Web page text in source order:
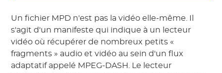
Un fichier MPD n'est pas la vidéo elle-même. Il
s'agit d'un manifeste qui indique à un lecteur
vidéo où récupérer de nombreux petits «
fragments » audio et vidéo au sein d'un flux
adaptatif appelé MPEG-DASH. Le lecteur